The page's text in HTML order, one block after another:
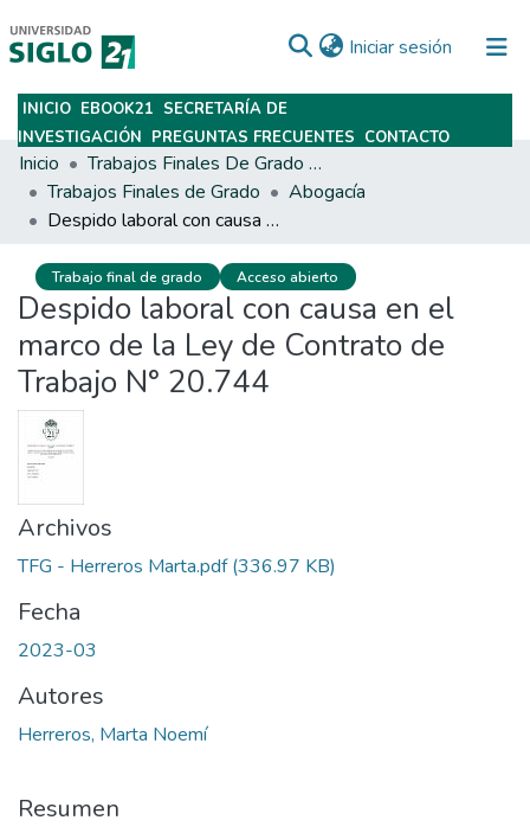
Iniciar sesión (current)
Subir
INICIO EBOOK21 SECRETARÍA DE
INVESTIGACIÓN PREGUNTAS FRECUENTES CONTACTO
Inicio
Trabajos Finales De Grado Y Posgrado
Trabajos Finales de Grado
Abogacía
Despido laboral con causa en el marco de la Ley de Contrato de Trabajo N° 20.744
Trabajo final de grado Acceso abierto
Despido laboral con causa en el
marco de la Ley de Contrato de
Trabajo N° 20.744
Archivos
TFG - Herreros Marta.pdf(336.97 KB)
Fecha
2023-03
Autores
Herreros, Marta Noemí
Resumen